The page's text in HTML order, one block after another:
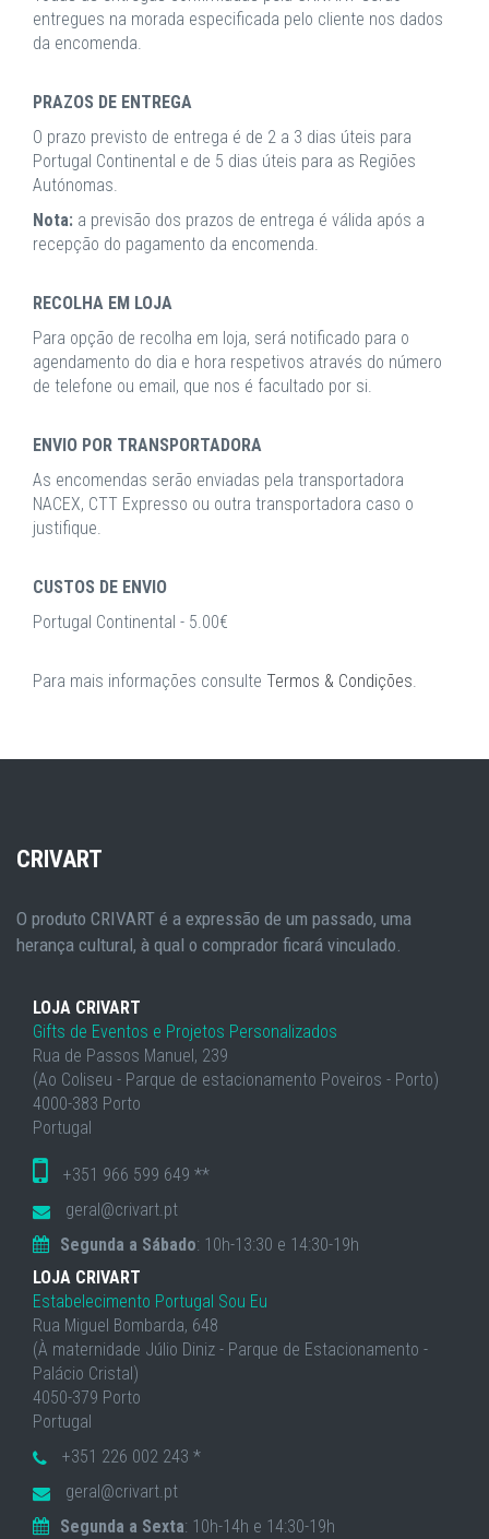
entregues na morada especificada pelo cliente nos dados
da encomenda.
PRAZOS DE ENTREGA
O prazo previsto de entrega é de 2 a 3 dias úteis para
Portugal Continental e de 5 dias úteis para as Regiões
Autónomas.
Nota: a previsão dos prazos de entrega é válida após a
recepção do pagamento da encomenda.
RECOLHA EM LOJA
Para opção de recolha em loja, será notificado para o
agendamento do dia e hora respetivos através do número
de telefone ou email, que nos é facultado por si.
ENVIO POR TRANSPORTADORA
As encomendas serão enviadas pela transportadora
NACEX, CTT Expresso ou outra transportadora caso o
justifique.
CUSTOS DE ENVIO
Portugal Continental - 5.00€
Para mais informações consulte Termos & Condições.
CRIVART
O produto CRIVART é a expressão de um passado, uma
herança cultural, à qual o comprador ficará vinculado.
LOJA CRIVART
Gifts de Eventos e Projetos Personalizados
Rua de Passos Manuel, 239
(Ao Coliseu - Parque de estacionamento Poveiros - Porto)
4000-383 Porto
Portugal
+351 966 599 649 **
geral@crivart.pt
Segunda a Sábado: 10h-13:30 e 14:30-19h
LOJA CRIVART
Estabelecimento Portugal Sou Eu
Rua Miguel Bombarda, 648
(À maternidade Júlio Diniz - Parque de Estacionamento -
Palácio Cristal)
4050-379 Porto
Portugal
+351 226 002 243 *
geral@crivart.pt
Segunda a Sexta: 10h-14h e 14:30-19h